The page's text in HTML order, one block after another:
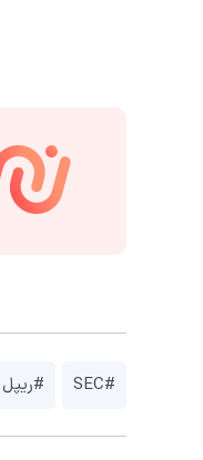
#SEC #ریپل